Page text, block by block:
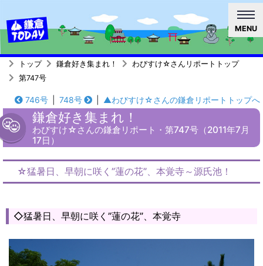
MENU
トップ 鎌倉好き集まれ！
わびすけ☆さんリポートトップ
第747号
746号 748号 ▲わびすけ☆さんの鎌倉リポートトップへ
鎌倉好き集まれ！
わびすけ☆さんの鎌倉リポート・第747号（2011年7月
17日）
☆猛暑日、早朝に咲く”蓮の花”、本覚寺～源氏池！
◇猛暑日、早朝に咲く”蓮の花”、本覚寺